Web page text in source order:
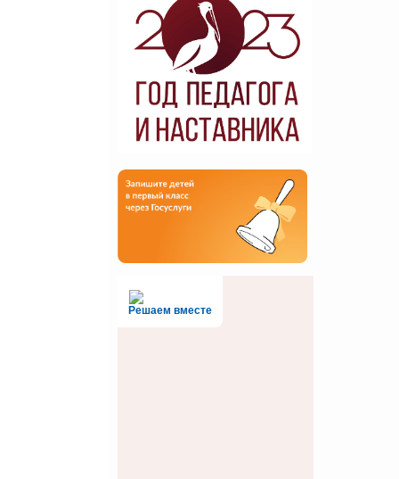
Решаем вместе